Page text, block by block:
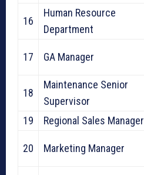
16
Human Resource
Department
17 GA Manager
18
Maintenance Senior
Supervisor
19
Regional Sales Manager
20 Marketing Manager